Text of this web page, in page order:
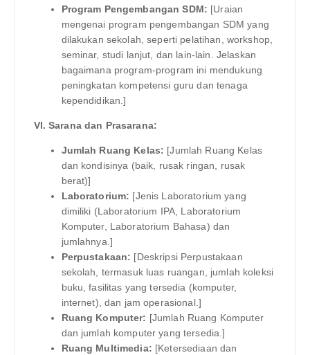
Program Pengembangan SDM: [Uraian
mengenai program pengembangan SDM yang
dilakukan sekolah, seperti pelatihan, workshop,
seminar, studi lanjut, dan lain-lain. Jelaskan
bagaimana program-program ini mendukung
peningkatan kompetensi guru dan tenaga
kependidikan.]
VI. Sarana dan Prasarana:
Jumlah Ruang Kelas: [Jumlah Ruang Kelas
dan kondisinya (baik, rusak ringan, rusak
berat)]
Laboratorium: [Jenis Laboratorium yang
dimiliki (Laboratorium IPA, Laboratorium
Komputer, Laboratorium Bahasa) dan
jumlahnya.]
Perpustakaan: [Deskripsi Perpustakaan
sekolah, termasuk luas ruangan, jumlah koleksi
buku, fasilitas yang tersedia (komputer,
internet), dan jam operasional.]
Ruang Komputer: [Jumlah Ruang Komputer
dan jumlah komputer yang tersedia.]
Ruang Multimedia: [Ketersediaan dan